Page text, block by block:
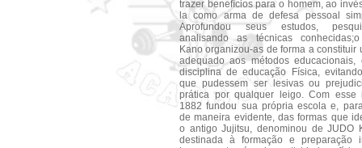
trazer benefícios para o homem, ao
la como arma de defesa pessoal
Aprofundou seus estudos,
analisando as técnicas
Kano organizou-as de forma a constituir
adequado aos métodos educacionais,
disciplina de educação Física,
que pudessem ser lesivas ou
prática por qualquer leigo. Com esse
1882 fundou sua própria escola e,
de maneira evidente, das formas que
o antigo Jujitsu, denominou de JUDO
destinada à formação e preparação